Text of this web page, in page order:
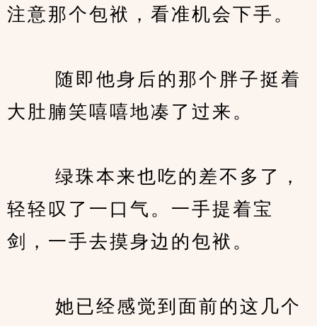
注意那个包袱，看准机会下手。
随即他身后的那个胖子挺着
大肚腩笑嘻嘻地凑了过来。
绿珠本来也吃的差不多了，
轻轻叹了一口气。一手提着宝
剑，一手去摸身边的包袱。
她已经感觉到面前的这几个